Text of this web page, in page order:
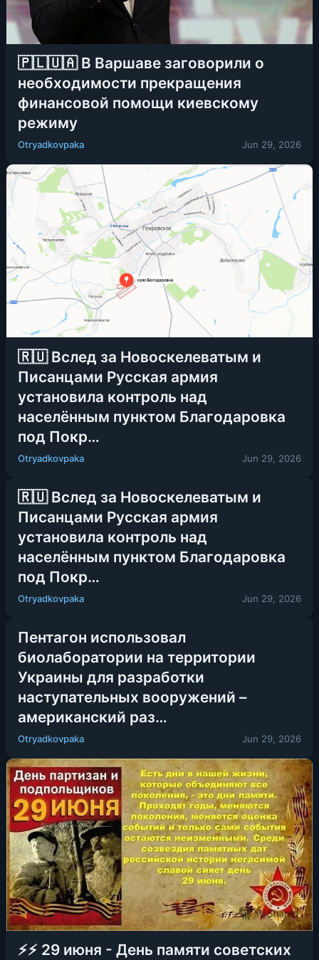
🇵🇱🇺🇦 В Варшаве заговорили о
необходимости прекращения
финансовой помощи киевскому
режиму
Otryadkovpaka Jun 29, 2026
🇷🇺 Вслед за Новоскелеватым и
Писанцами Русская армия
установила контроль над
населённым пунктом Благодаровка
под Покр…
Otryadkovpaka Jun 29, 2026
🇷🇺 Вслед за Новоскелеватым и
Писанцами Русская армия
установила контроль над
населённым пунктом Благодаровка
под Покр…
Otryadkovpaka Jun 29, 2026
Пентагон использовал
биолаборатории на территории
Украины для разработки
наступательных вооружений –
американский раз…
Otryadkovpaka Jun 29, 2026
⚡️⚡️ 29 июня - День памяти советских